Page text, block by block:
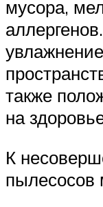
мусора,
также
на
К
пылесосов